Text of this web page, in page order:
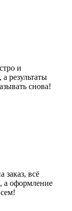
и
результаты
снова!
заказ, всё
а оформление